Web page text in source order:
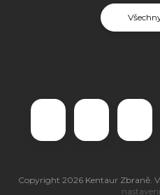
Copyright 2026 Kentaur Zbraně .